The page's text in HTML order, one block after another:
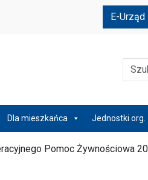
E-
Szukaj
Dla mieszkańca Jednostki org.
Pomoc Żywnościowa